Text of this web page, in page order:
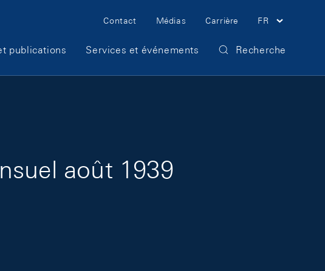
Meta Navigation
Contact Médias Carrière FR
publications Services et événements Recherche
août 1939